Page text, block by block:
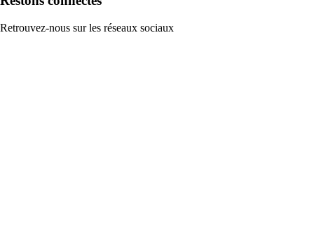
Retrouvez-nous sur les réseaux sociaux